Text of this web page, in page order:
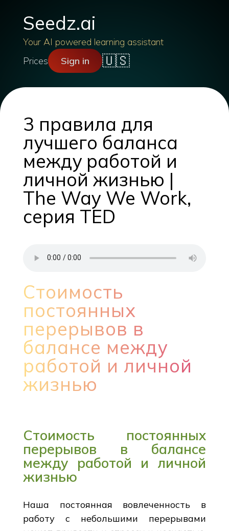
Seedz.ai
Your AI powered learning assistant
Prices
Sign in 🇺🇸
3 правила для
лучшего баланса
между работой и
личной жизнью |
The Way We Work,
серия TED
Стоимость
постоянных
перерывов в
балансе между
работой и личной
жизнью
Стоимость постоянных
перерывов в балансе
между работой и личной
жизнью
Наша постоянная вовлеченность в
работу с небольшими перерывами